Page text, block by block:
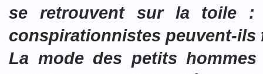
se retrouvent sur la toile :
conspirationnistes peuvent-ils
La mode des petits